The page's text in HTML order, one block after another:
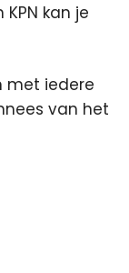
kan je
met iedere
van het